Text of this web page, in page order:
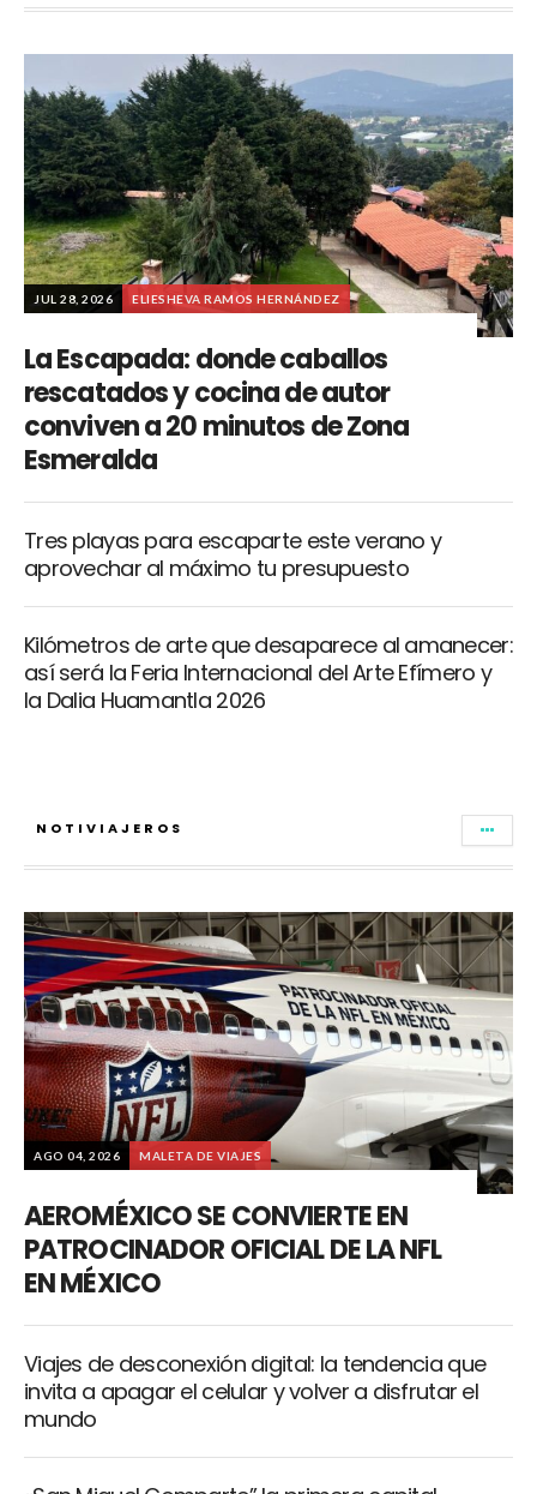
JUL 28, 2026 ELIESHEVA RAMOS HERNÁNDEZ
La Escapada: donde caballos
rescatados y cocina de autor
conviven a 20 minutos de Zona
Esmeralda
Tres playas para escaparte este verano y
aprovechar al máximo tu presupuesto
Kilómetros de arte que desaparece al amanecer:
así será la Feria Internacional del Arte Efímero y
la Dalia Huamantla 2026
NOTIVIAJEROS
AGO 04, 2026 MALETA DE VIAJES
AEROMÉXICO SE CONVIERTE EN
PATROCINADOR OFICIAL DE LA NFL
EN MÉXICO
Viajes de desconexión digital: la tendencia que
invita a apagar el celular y volver a disfrutar el
mundo